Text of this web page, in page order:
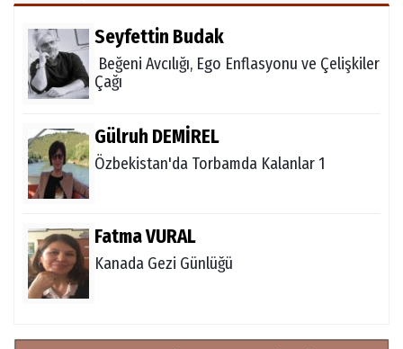
Seyfettin Budak
Beğeni Avcılığı, Ego Enflasyonu ve Çelişkiler
Çağı
Gülruh DEMİREL
Özbekistan'da Torbamda Kalanlar 1
Fatma VURAL
Kanada Gezi Günlüğü
Mert AKAR